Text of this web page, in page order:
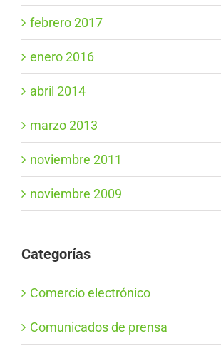
febrero 2017
enero 2016
abril 2014
marzo 2013
noviembre 2011
noviembre 2009
Categorías
Comercio electrónico
Comunicados de prensa